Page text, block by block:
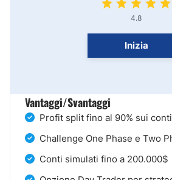
4.8
Inizia
Vantaggi/Svantaggi
Profit split fino al 90% sui
Challenge One Phase e Two
Conti simulati fino a 200.000$